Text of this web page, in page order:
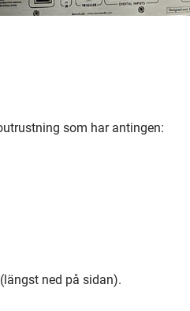
som har antingen:
ned på sidan).